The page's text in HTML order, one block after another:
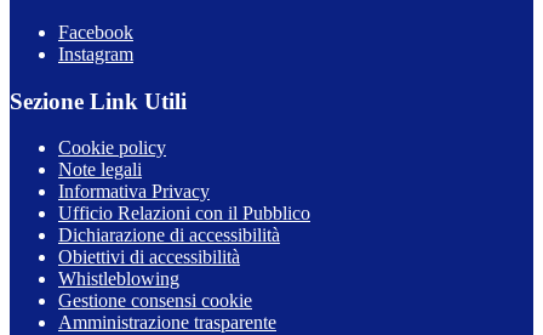
Facebook
Instagram
Sezione Link Utili
Cookie policy
Note legali
Informativa Privacy
Ufficio Relazioni con il Pubblico
Dichiarazione di accessibilità
Obiettivi di accessibilità
Whistleblowing
Gestione consensi cookie
Amministrazione trasparente